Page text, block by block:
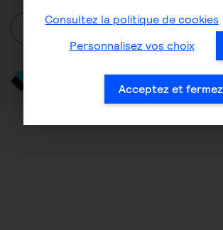
À propos Se
Consultez la politique de cookies
Personnalisez vos choix
Acceptez et fermez